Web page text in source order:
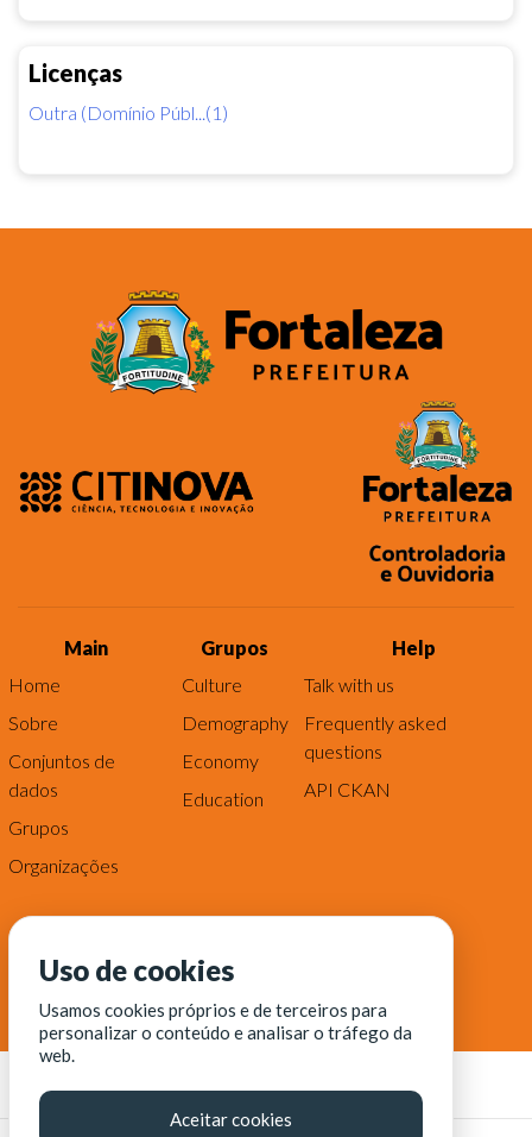
Licenças
Outra (Domínio Públ...(1)
Main
Home
Sobre
Conjuntos de
dados
Grupos
Organizações
Grupos
Culture
Demography
Economy
Education
Help
Talk with us
Frequently asked
questions
API CKAN
Uso de cookies
Usamos cookies próprios e de terceiros para
personalizar o conteúdo e analisar o tráfego da
web.
Aceitar cookies